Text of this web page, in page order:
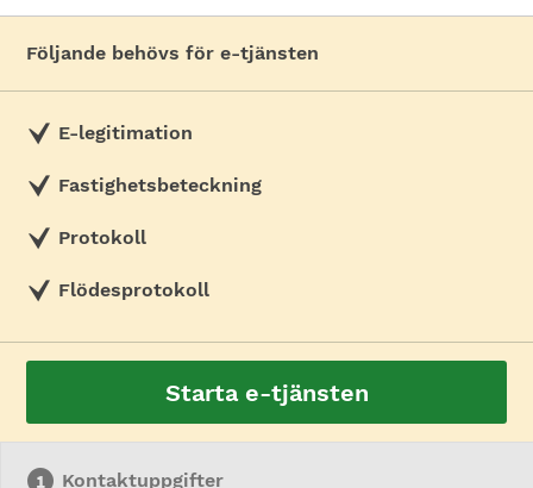
Följande behövs för e-tjänsten
E-legitimation
Fastighetsbeteckning
Protokoll
Flödesprotokoll
Starta e-tjänsten
Kontaktuppgifter